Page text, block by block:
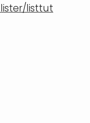
lister/listtut